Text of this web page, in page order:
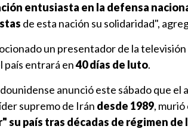
entusiasta en la defensa
de esta nación su solidaridad",
un presentador de la
país entrará en40 días de luto.
anunció este sábado que el
supremo de Irán desde 1989, murió
su país tras décadas de régimen de